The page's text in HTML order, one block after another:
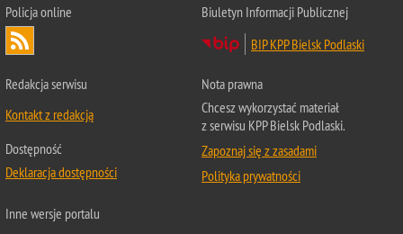
Policja online
Biuletyn Informacji Publicznej
BIP KPP Bielsk Podlaski
Redakcja serwisu
Kontakt z redakcją
Dostępność
Deklaracja dostępności
Nota prawna
Chcesz wykorzystać materiał
z serwisu KPP Bielsk Podlaski.
Zapoznaj się z zasadami
Polityka prywatności
Inne wersje portalu